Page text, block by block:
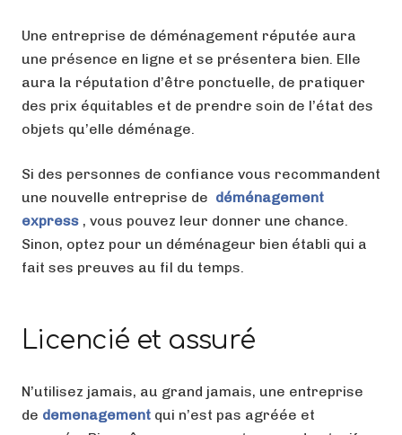
Une entreprise de déménagement réputée aura
une présence en ligne et se présentera bien. Elle
aura la réputation d’être ponctuelle, de pratiquer
des prix équitables et de prendre soin de l’état des
objets qu’elle déménage.
Si des personnes de confiance vous recommandent
une nouvelle entreprise de déménagement
express , vous pouvez leur donner une chance.
Sinon, optez pour un déménageur bien établi qui a
fait ses preuves au fil du temps.
Licencié et assuré
N’utilisez jamais, au grand jamais, une entreprise
de demenagement qui n’est pas agréée et